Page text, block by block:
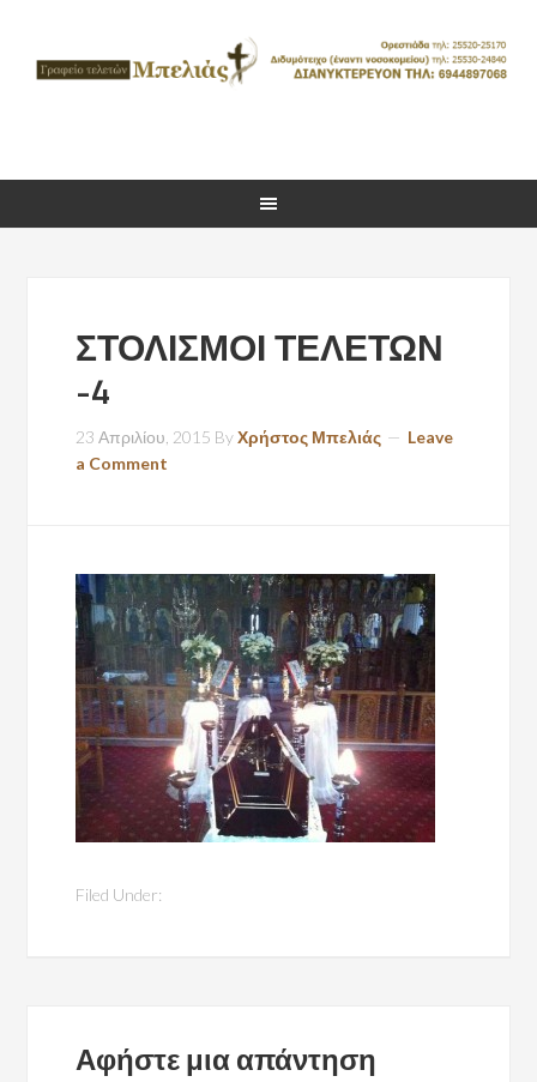
ΣΤΟΛΙΣΜΟΙ ΤΕΛΕΤΩΝ
-4
23 Απριλίου, 2015 ByΧρήστος Μπελιάς
Leave
a Comment
Filed Under:
Αφήστε μια απάντηση